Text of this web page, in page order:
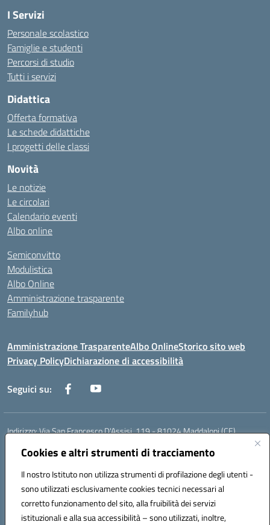
Cookies e altri strumenti di tracciamento
Il nostro Istituto non utilizza strumenti di profilazione degli utenti -
sono utilizzati esclusivamente cookies tecnici necessari al
corretto funzionamento del sito, alla fruibilità dei servizi
istituzionali e alla sua accessibilità – sono utilizzati, inoltre,
I Servizi
Personale scolastico
Famiglie e studenti
Percorsi di studio
Tutti i servizi
Didattica
Offerta formativa
Le schede didattiche
I progetti delle classi
Novità
Le notizie
Le circolari
Calendario eventi
Albo online
Semiconvitto
Modulistica
Albo Online
Amministrazione trasparente
Familyhub
Amministrazione TrasparenteAlbo OnlineStorico sito web
Privacy PolicyDichiarazione di accessibilità
Seguici su:
Indirizzo:Via San Francesco D'Assisi, 119 - 81024 Maddaloni (CE)
Posta elettronica certificata (PEC):cevc01000b@pec.istruzione.it
Codice fiscale: 80004990612 (Convitto) - 93044680614 (Scuole
Annesse)
Codice meccanografico:CEVC01000B
Codice Indice delle Pubbliche Amministrazioni (IPA): istsc_cevc01000b